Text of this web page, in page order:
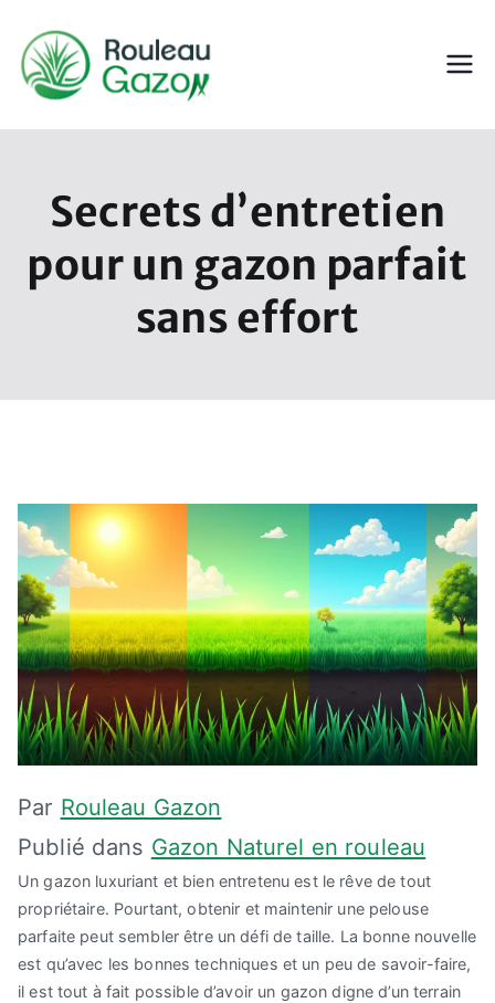
contenu
Secrets d’entretien
pour un gazon parfait
sans effort
Par Rouleau Gazon
Publié dans Gazon Naturel en rouleau
Un gazon luxuriant et bien entretenu est le rêve de tout
propriétaire. Pourtant, obtenir et maintenir une pelouse
parfaite peut sembler être un défi de taille. La bonne nouvelle
est qu’avec les bonnes techniques et un peu de savoir-faire,
il est tout à fait possible d’avoir un gazon digne d’un terrain